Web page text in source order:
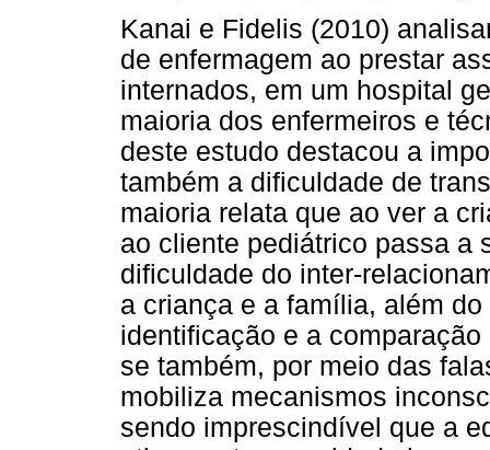
Kanai e Fidelis (2010)
de enfermagem ao prestar
internados, em um hospital
maioria dos enfermeiros e
deste estudo destacou a
também a dificuldade de
maioria relata que ao ver a
ao cliente pediátrico passa a
dificuldade do inter-
a criança e a família, além
identificação e a
se também, por meio das
mobiliza mecanismos
sendo imprescindível que a